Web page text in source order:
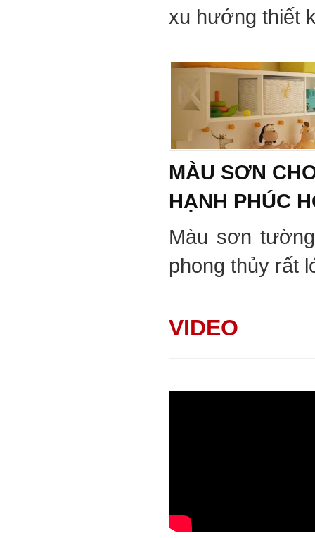
xu hướng thiết
MÀU SƠN
HẠNH PHÚC
Màu sơn
phong thủy rất
VIDEO